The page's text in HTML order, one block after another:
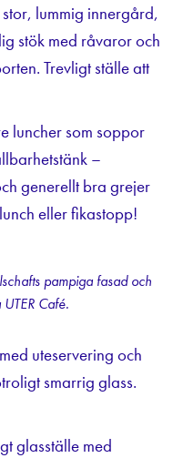
lummig innergård,
stök med råvaror och
Trevligt ställe att
luncher som soppor
–
generellt bra grejer
eller fikastopp!
pampiga fasad och
Café.
uteservering och
smarrig glass.
glasställe med